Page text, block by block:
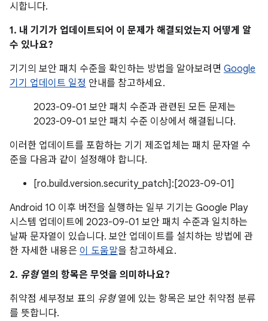
시합니다.
1. 내 기기가 업데이트되어 이 문제가 해결되었는지 어떻게 알
수 있나요?
기기의 보안 패치 수준을 확인하는 방법을 알아보려면 Google
기기 업데이트 일정 안내를 참고하세요.
2023-09-01 보안 패치 수준과 관련된 모든 문제는
2023-09-01 보안 패치 수준 이상에서 해결됩니다.
이러한 업데이트를 포함하는 기기 제조업체는 패치 문자열 수
준을 다음과 같이 설정해야 합니다.
[ro.build.version.security_patch]:[2023-09-01]
Android 10 이후 버전을 실행하는 일부 기기는 Google Play
시스템 업데이트에 2023-09-01 보안 패치 수준과 일치하는
날짜 문자열이 있습니다. 보안 업데이트를 설치하는 방법에 관
한 자세한 내용은 이 도움말을 참고하세요.
2. 유형열의 항목은 무엇을 의미하나요?
취약점 세부정보 표의 유형열에 있는 항목은 보안 취약점 분류
를 뜻합니다.